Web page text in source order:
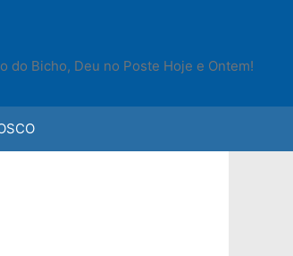
do Bicho, Deu no Poste Hoje e Ontem!